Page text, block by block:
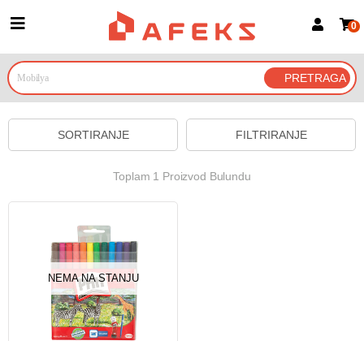
Prijava za članove
Prijavite se Google nalogom
0
FILTRIRANJE
SORTIRANJE
Toplam 1 Proizvod Bulundu
NEMA NA STANJU